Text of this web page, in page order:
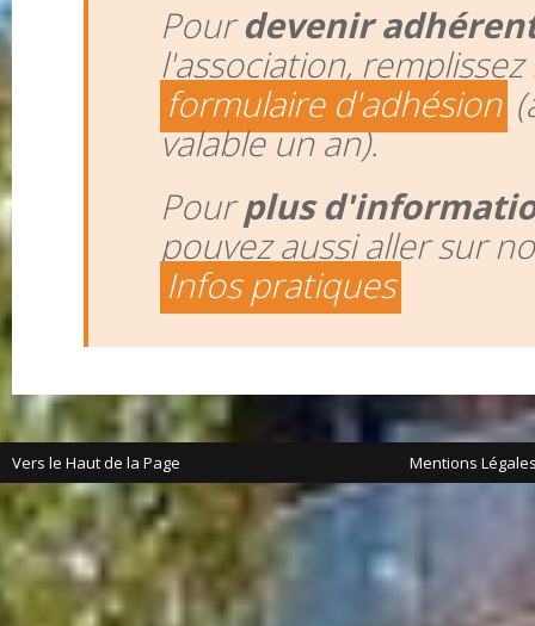
Pourdevenir
l'association, remplissez
formulaire d'adhésion
valable un an).
Pourplus
pouvez aussi aller sur
Infos pratiques
Vers le Haut de la Page Mentions